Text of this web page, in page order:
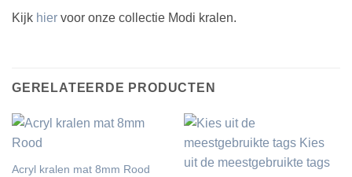
Kijk hier voor onze collectie Modi kralen.
GERELATEERDE PRODUCTEN
Acryl kralen mat 8mm Rood